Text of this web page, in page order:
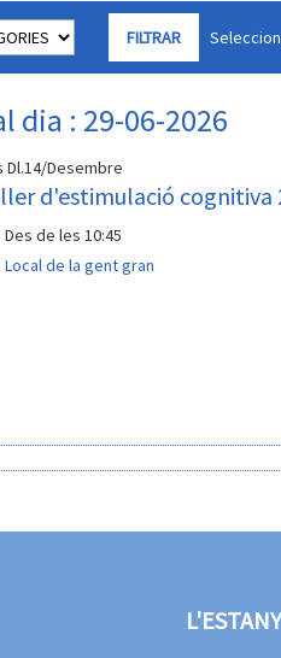
dia : 29-06-2026
Dl.14/Desembre
d'estimulació cognitiva
Des de les 10:45
Local de la gent gran
L'ESTANY